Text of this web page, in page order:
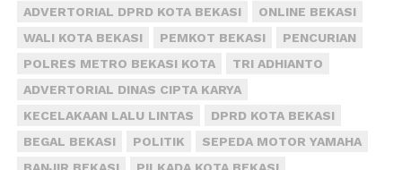
Rekam jejak usaha tersebut membuat para korban
“Akibatnya, investasi dari korban berikutnya
digunakan untuk menutupi permasalahan yang ada,
sehingga para investor justru menjadi korban dan
ADVERTORIAL DPRD KOTA BEKASI
ONLINE BEKASI
WALI KOTA BEKASI
PEMKOT BEKASI
PENCURIAN
POLRES METRO BEKASI KOTA
TRI ADHIANTO
ADVERTORIAL DINAS CIPTA KARYA
KECELAKAAN LALU LINTAS
DPRD KOTA BEKASI
BEGAL BEKASI
POLITIK
SEPEDA MOTOR YAMAHA
BANJIR BEKASI
PILKADA KOTA BEKASI